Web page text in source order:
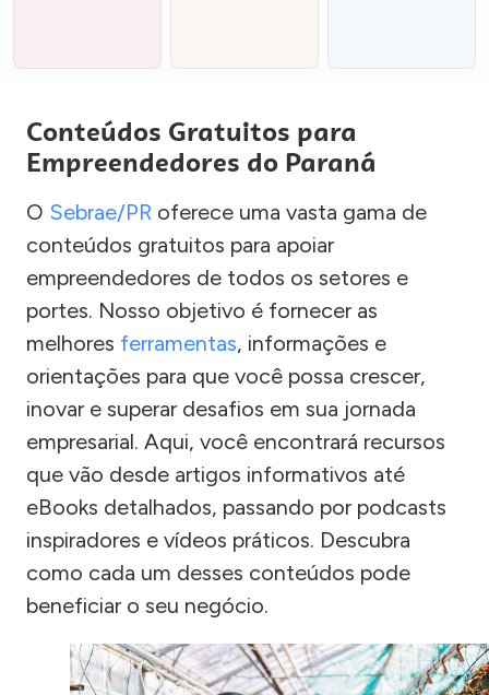
Conteúdos Gratuitos para
Empreendedores do Paraná
O Sebrae/PR oferece uma vasta gama de
conteúdos gratuitos para apoiar
empreendedores de todos os setores e
portes. Nosso objetivo é fornecer as
melhores ferramentas, informações e
orientações para que você possa crescer,
inovar e superar desafios em sua jornada
empresarial. Aqui, você encontrará recursos
que vão desde artigos informativos até
eBooks detalhados, passando por podcasts
inspiradores e vídeos práticos. Descubra
como cada um desses conteúdos pode
beneficiar o seu negócio.